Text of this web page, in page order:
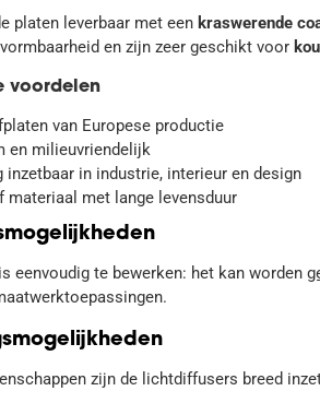
platen leverbaar met een kraswerende
en zijn zeer geschikt voor
voordelen
van Europese productie
en milieuvriendelijk
inzetbaar in industrie, interieur en design
materiaal met lange levensduur
eenvoudig te bewerken: het kan worden
zijn de lichtdiffusers breed